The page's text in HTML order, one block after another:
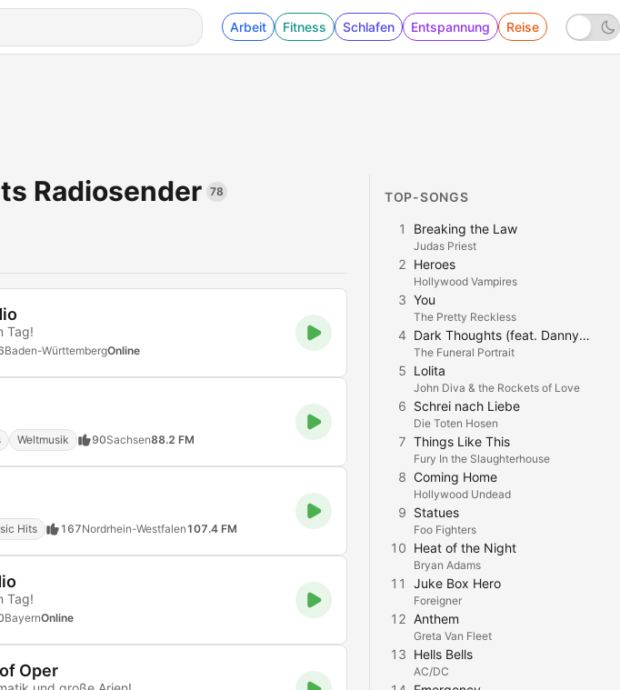
Arbeit Fitness Schlafen Entspannung Reise
Radiosender 78
Tag!
Baden-WürttembergOnline
Weltmusik 90Sachsen88.2 FM
Hits 167Nordrhein-Westfalen107.4 FM
Tag!
BayernOnline
Oper
TOP-SONGS
1 Breaking the Law
Judas Priest
2 Heroes
Hollywood Vampires
3 You
The Pretty Reckless
4 Dark Thoughts (feat. Danny Worsnop)
The Funeral Portrait
5 Lolita
John Diva & the Rockets of Love
6 Schrei nach Liebe
Die Toten Hosen
7 Things Like This
Fury In the Slaughterhouse
8 Coming Home
Hollywood Undead
9 Statues
Foo Fighters
10 Heat of the Night
Bryan Adams
11 Juke Box Hero
Foreigner
12 Anthem
Greta Van Fleet
13 Hells Bells
AC/DC